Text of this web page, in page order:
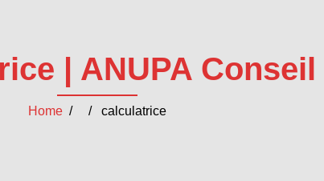
| ANUPA Conseil
Home / / calculatrice